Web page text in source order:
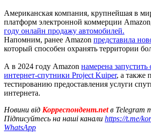
Американская компания, крупнейшая в
платформ электронной коммерции
году онлайн продажу автомобилей.
Напомним, ранее Amazon представила
который способен охранять территории
А в 2024 году Amazon намерена
интернет-спутники Project Kuiper, а также
тестированию предоставления услуги
интернета.
Новини від Корреспондент.netв Telegram
Підписуйтесь на наші канали https://t.me/
WhatsApp